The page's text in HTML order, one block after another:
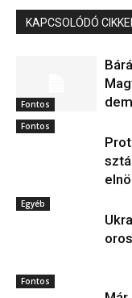
KAPCSOLÓDÓ
Fontos
Fontos
Egyéb
Fontos